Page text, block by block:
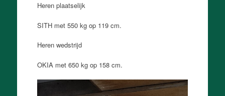
Heren plaatselijk
SITH met 550 kg op 119 cm.
Heren wedstrijd
OKIA met 650 kg op 158 cm.